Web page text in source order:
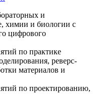
и
химии и биологии с
цифрового
по практике
реверс-
материалов и
по проектированию,